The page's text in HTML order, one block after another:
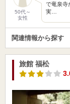
50代～
女性
で竜泉寺
実…
関連情報から探す
旅館 福松